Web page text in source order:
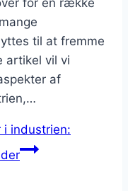
for en række
til at fremme
artikel vil vi
af
i industrien: